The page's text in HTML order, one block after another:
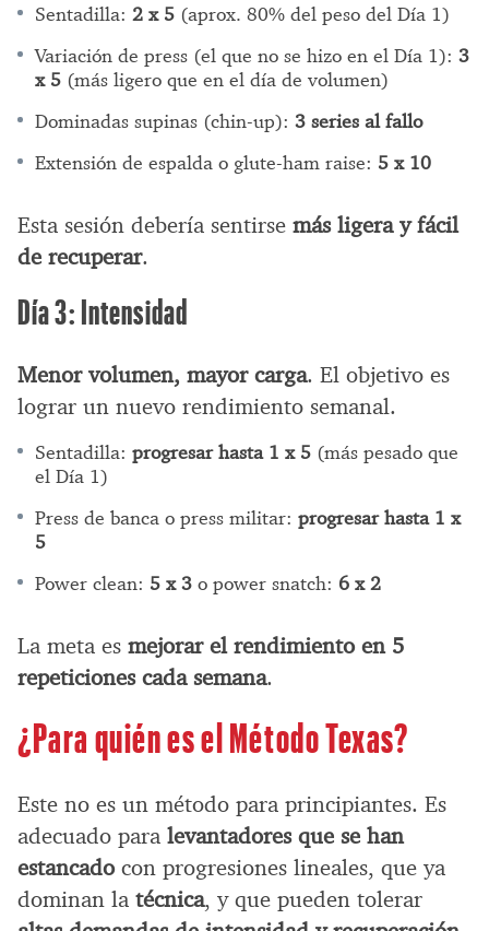
Sentadilla: 2 x 5 (aprox. 80% del peso del Día 1)
Variación de press (el que no se hizo en el Día 1): 3
x 5 (más ligero que en el día de volumen)
Dominadas supinas (chin-up): 3 series al fallo
Extensión de espalda o glute-ham raise: 5 x 10
Esta sesión debería sentirse más ligera y fácil
de recuperar.
Día 3: Intensidad
Menor volumen, mayor carga. El objetivo es
lograr un nuevo rendimiento semanal.
Sentadilla: progresar hasta 1 x 5 (más pesado que
el Día 1)
Press de banca o press militar: progresar hasta 1 x
5
Power clean: 5 x 3 o power snatch: 6 x 2
La meta es mejorar el rendimiento en 5
repeticiones cada semana.
¿Para quién es el Método Texas?
Este no es un método para principiantes. Es
adecuado para levantadores que se han
estancadocon progresiones lineales, que ya
dominan la técnica, y que pueden tolerar